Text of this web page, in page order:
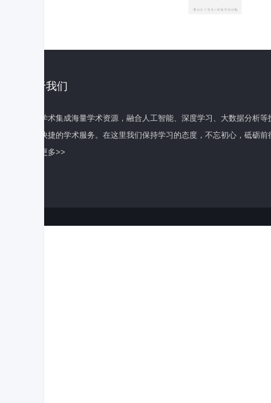
关于我们
百度学术集成海量学术资源，融合人工智能、深度学习、大数据分析
全面快捷的学术服务。在这里我们保持学习的态度，不忘初心，砥砺前
了解更多>>